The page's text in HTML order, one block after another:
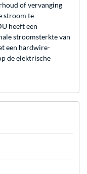
of vervanging
stroom te
heeft een
stroomsterkte van
een hardwire-
de elektrische